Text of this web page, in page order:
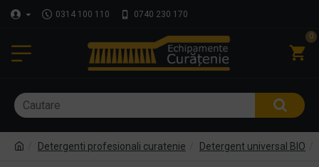
0314 100 110 0740 230 170
0
Detergenti profesionali curatenie Detergent universal BIO